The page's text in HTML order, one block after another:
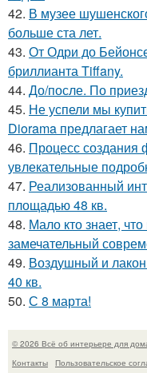
42. В музее
больше ста лет.
43. От Одри до
бриллианта Tiffany.
44. До/после. По
45. Не успели мы
Diorama предлагает
46. Процесс создания
увлекательные
47. Реализованный
площадью 48 кв.
48. Мало кто знает,
замечательный
49. Воздушный и
40 кв.
50. С 8 марта!
© 2026 Всё об интерьере для
Контакты
Пользовательское